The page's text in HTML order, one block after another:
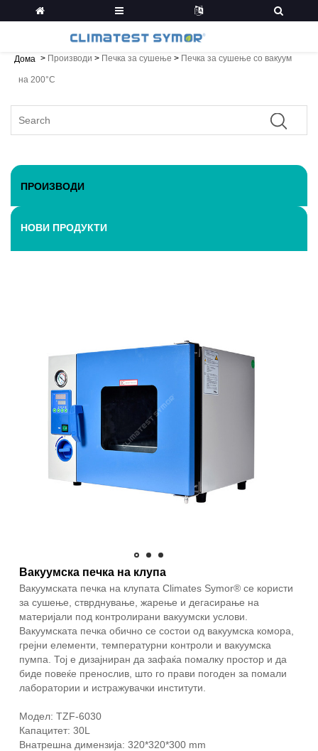
Дома > Производи > Печка за сушење > Печка за сушење со вакуум
на 200°C
ПРОИЗВОДИ
НОВИ ПРОДУКТИ
Вакуумска печка на клупа
Вакуумската печка на клупата Climates Symor® се користи
за сушење, стврднување, жарење и дегасирање на
материјали под контролирани вакуумски услови.
Вакуумската печка обично се состои од вакуумска комора,
грејни елементи, температурни контроли и вакуумска
пумпа. Тој е дизајниран да зафаќа помалку простор и да
биде повеќе пренослив, што го прави погоден за помали
лаборатории и истражувачки институти.
Модел: TZF-6030
Капацитет: 30L
Внатрешна димензија: 320*320*300 mm